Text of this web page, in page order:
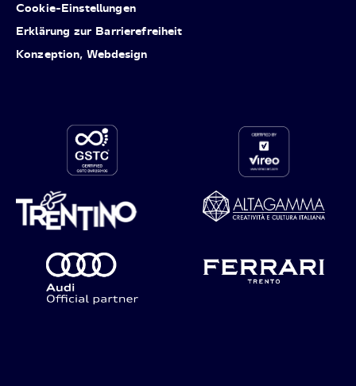
Cookie-Einstellungen
Erklärung zur Barrierefreiheit
Konzeption, Webdesign